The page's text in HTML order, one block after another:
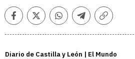
FacebookTwitterWhatsappTelegramCopiar
Diario de Castilla y León | El Mundo